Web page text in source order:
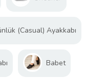
(Casual) Ayakkabı
Babet